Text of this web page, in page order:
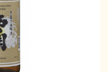
地酒解体新書